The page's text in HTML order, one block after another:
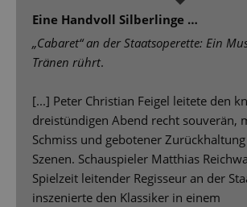
Eine Handvoll Silberlinge …
„Cabaret“ an der Staatsoperette: Ein
Tränen rührt.
[...] Peter Christian Feigel leitete den
dreistündigen Abend recht souverän,
Schmiss und gebotener
Szenen. Schauspieler Matthias
Spielzeit leitender Regisseur an der
inszenierte den Klassiker in einem